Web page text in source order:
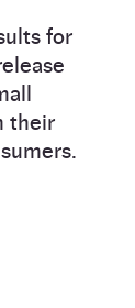
for
their